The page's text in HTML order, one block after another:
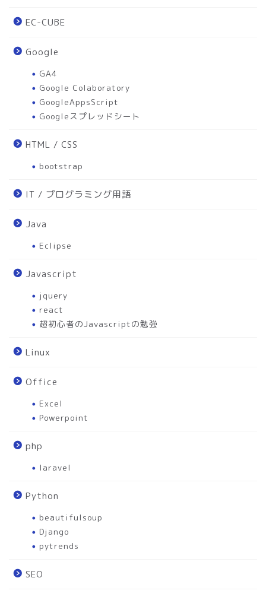
EC-CUBE
Google
GA4
Google Colaboratory
GoogleAppsScript
Googleスプレッドシート
HTML / CSS
bootstrap
IT / プログラミング用語
Java
Eclipse
Javascript
jquery
react
超初心者のJavascriptの勉強
Linux
Office
Excel
Powerpoint
php
laravel
Python
beautifulsoup
Django
pytrends
SEO